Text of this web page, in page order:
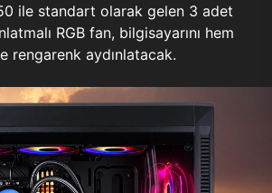
ile standart olarak gelen 3 adet
RGB fan, bilgisayarını hem
rengarenk aydınlatacak.